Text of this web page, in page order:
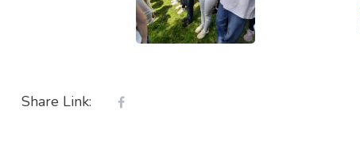
Share Link: